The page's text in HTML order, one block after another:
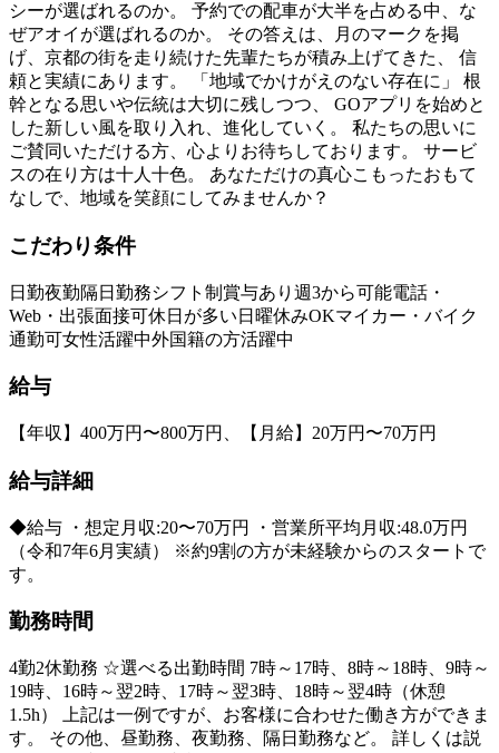
シーが選ばれるのか。 予約での配車が大半を占める中、な
ぜアオイが選ばれるのか。 その答えは、月のマークを掲
げ、京都の街を走り続けた先輩たちが積み上げてきた、 信
頼と実績にあります。 「地域でかけがえのない存在に」 根
幹となる思いや伝統は大切に残しつつ、 GOアプリを始めと
した新しい風を取り入れ、進化していく。 私たちの思いに
ご賛同いただける方、心よりお待ちしております。 サービ
スの在り方は十人十色。 あなただけの真心こもったおもて
なしで、地域を笑顔にしてみませんか？
こだわり条件
日勤夜勤隔日勤務シフト制 賞与あり 週3から可能電話・
Web・出張面接可休日が多い 日曜休みOKマイカー・バイク
通勤可女性活躍中外国籍の方活躍中
給与
【年収】400万円〜800万円、【月給】20万円〜70万円
給与詳細
◆給与 ・想定月収:20〜70万円 ・営業所平均月収:48.0万円
（令和7年6月実績） ※約9割の方が未経験からのスタートで
す。
勤務時間
4勤2休勤務 ☆選べる出勤時間 7時～17時、8時～18時、9時～
19時、16時～翌2時、17時～翌3時、18時～翌4時（休憩
1.5h） 上記は一例ですが、お客様に合わせた働き方ができま
す。 その他、昼勤務、夜勤務、隔日勤務など。 詳しくは説